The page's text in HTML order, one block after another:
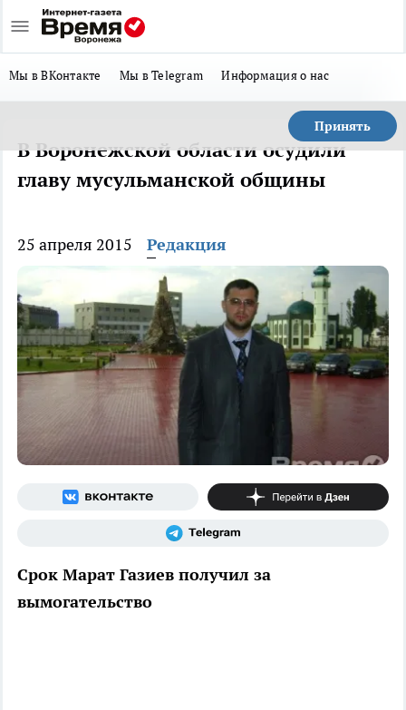
Мы в ВКонтакте Мы в Telegram Информация о нас
Принять
В Воронежской области осудили
главу мусульманской общины
25 апреля 2015 Редакция
Срок Марат Газиев получил за
вымогательство